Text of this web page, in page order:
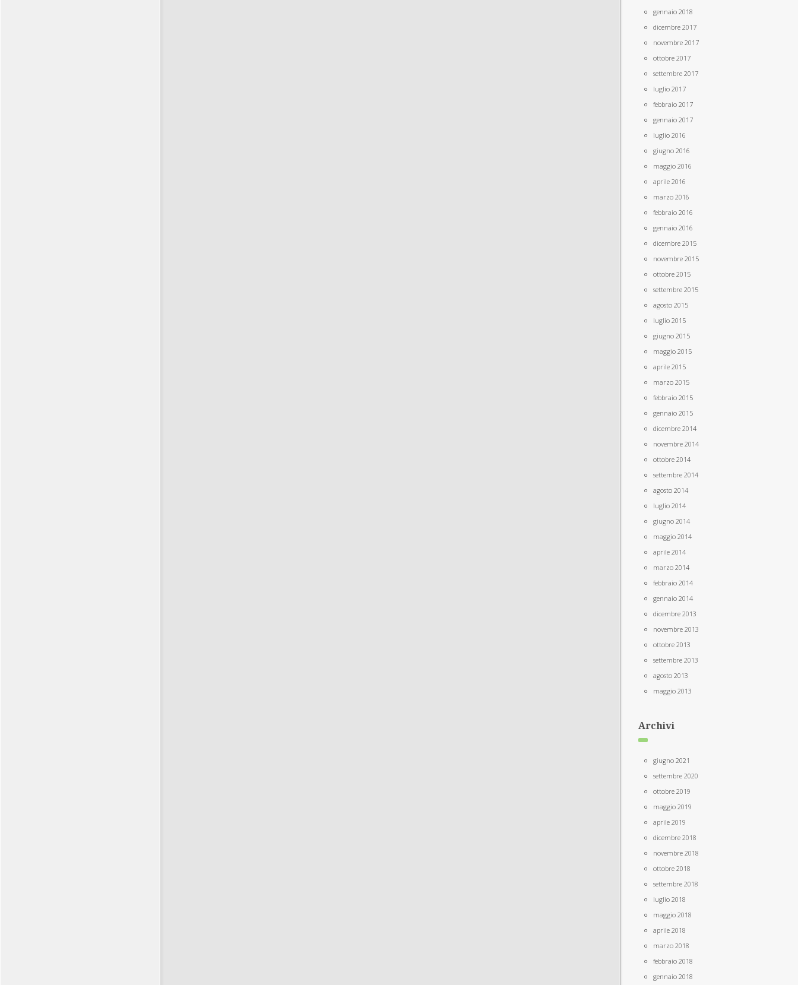
gennaio 2018
dicembre 2017
novembre 2017
ottobre 2017
settembre 2017
luglio 2017
febbraio 2017
gennaio 2017
luglio 2016
giugno 2016
maggio 2016
aprile 2016
marzo 2016
febbraio 2016
gennaio 2016
dicembre 2015
novembre 2015
ottobre 2015
settembre 2015
agosto 2015
luglio 2015
giugno 2015
maggio 2015
aprile 2015
marzo 2015
febbraio 2015
gennaio 2015
dicembre 2014
novembre 2014
ottobre 2014
settembre 2014
agosto 2014
luglio 2014
giugno 2014
maggio 2014
aprile 2014
marzo 2014
febbraio 2014
gennaio 2014
dicembre 2013
novembre 2013
ottobre 2013
settembre 2013
agosto 2013
maggio 2013
Archivi
giugno 2021
settembre 2020
ottobre 2019
maggio 2019
aprile 2019
dicembre 2018
novembre 2018
ottobre 2018
settembre 2018
luglio 2018
maggio 2018
aprile 2018
marzo 2018
febbraio 2018
gennaio 2018